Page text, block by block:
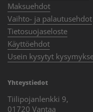
Maksuehdot
Vaihto- ja palautusehdot
Tietosuojaseloste
Käyttöehdot
Usein kysytyt
Yhteystiedot
Tiilipojanlenkki 9,
01720 Vantaa